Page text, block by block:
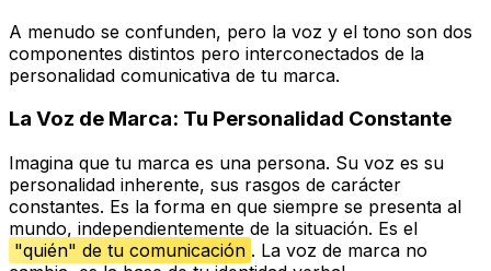
A menudo se confunden, pero la voz y el tono son dos
componentes distintos pero interconectados de la
personalidad comunicativa de tu marca.
La Voz de Marca: Tu Personalidad Constante
Imagina que tu marca es una persona. Su voz es su
personalidad inherente, sus rasgos de carácter
constantes. Es la forma en que siempre se presenta al
mundo, independientemente de la situación. Es el
"quién" de tu comunicación . La voz de marca no